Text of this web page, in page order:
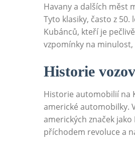
Havany a dalších ⁢měst
Tyto klasiky, často ⁣z
Kubánců, kteří je
‌vzpomínky ​na
Historie
Historie​ automobilií na
americké automobilky.
‍amerických značek
příchodem ⁤revoluce a